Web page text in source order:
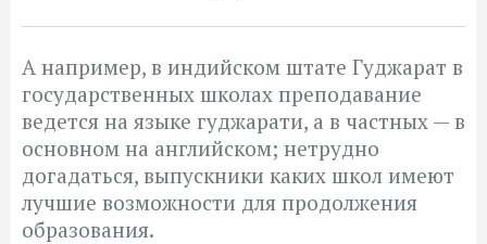
А например, в индийском штате Гуджарат в
государственных школах преподавание
ведется на языке гуджарати, а в частных — в
основном на английском; нетрудно
догадаться, выпускники каких школ имеют
лучшие возможности для продолжения
образования.